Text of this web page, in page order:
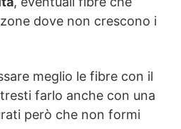
dove non crescono i
meglio le fibre con il
farlo anche con una
però che non formi